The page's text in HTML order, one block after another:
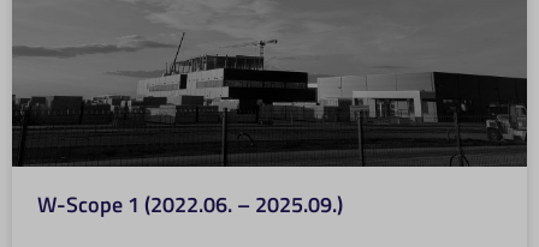
W-Scope 1 (2022.06. – 2025.09.)